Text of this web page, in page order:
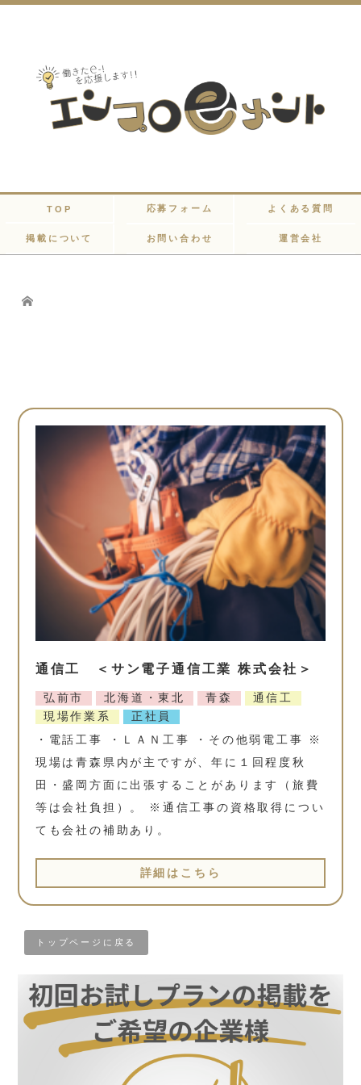
TOP 応募フォーム よくある質問
掲載について お問い合わせ 運営会社
Home
通信工 ＜サン電子通信工業 株式会社＞
弘前市 北海道・東北 青森
通信工
現場作業系
正社員
・電話工事 ・ＬＡＮ工事 ・その他弱電工事 ※
現場は青森県内が主ですが、年に１回程度秋
田・盛岡方面に出張することがあります（旅費
等は会社負担）。 ※通信工事の資格取得につい
ても会社の補助あり。
詳細はこちら
トップページに戻る